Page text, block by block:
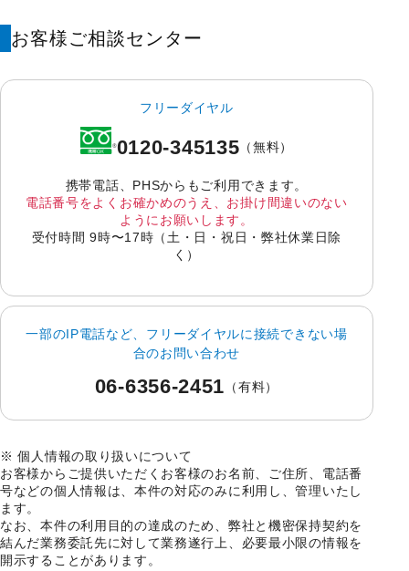
お客様ご相談センター
フリーダイヤル
0120-345135 （無料）
携帯電話、PHSからもご利用できます。
電話番号をよくお確かめのうえ、お掛け間違いのない
ようにお願いします。
受付時間 9時〜17時（土・日・祝日・弊社休業日除
く）
一部のIP電話など、フリーダイヤルに接続できない場
合のお問い合わせ
06-6356-2451 （有料）
※ 個人情報の取り扱いについて
お客様からご提供いただくお客様のお名前、ご住所、電話番
号などの個人情報は、本件の対応のみに利用し、管理いたし
ます。
なお、本件の利用目的の達成のため、弊社と機密保持契約を
結んだ業務委託先に対して業務遂行上、必要最小限の情報を
開示することがあります。